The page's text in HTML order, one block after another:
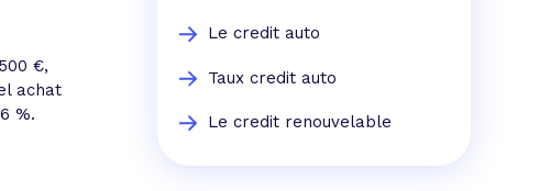
€,
achat
%.
Le credit auto
Taux credit auto
Le credit renouvelable